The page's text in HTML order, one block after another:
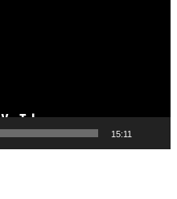
15:11